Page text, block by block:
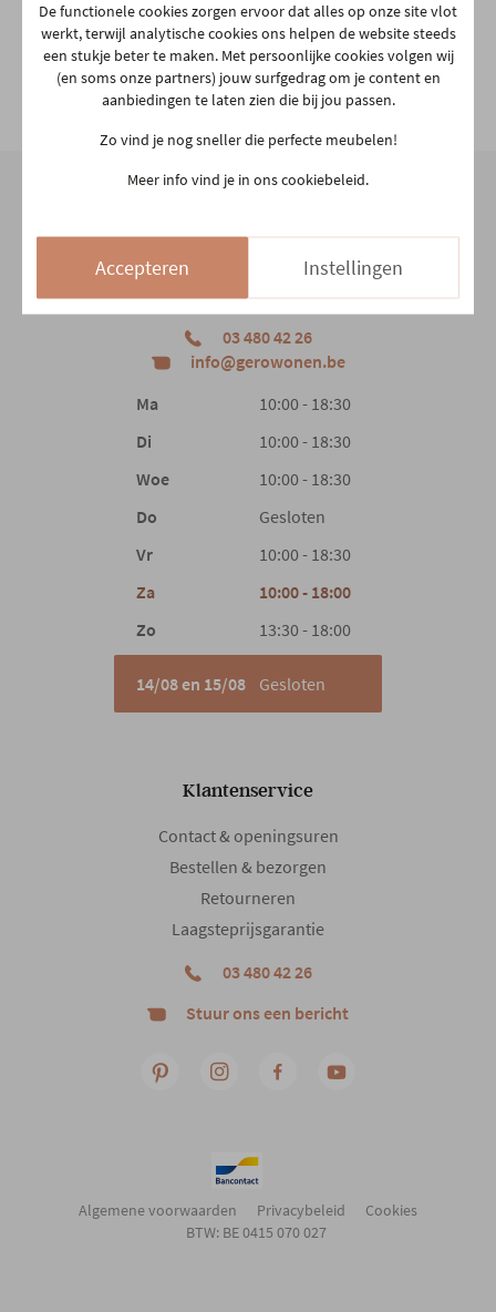
Bekijk alle specificiaties
Plaats productie Europees
Hoofdkleur Natuur
Materiaal poten
Met lades Ja
Design
Scandinavisch
91.5 kg
Onze winkel
Aarschotsesteenweg 151
2500 Lier
03 480 42 26
info@gerowonen.be
Ma
10:00 - 18:30
Di
10:00 - 18:30
Woe
10:00 - 18:30
Do
Gesloten
Vr
10:00 - 18:30
Za
10:00 - 18:00
Zo
13:30 - 18:00
14/08 en 15/08 Gesloten
Klantenservice
Contact & openingsuren
Bestellen & bezorgen
Retourneren
Laagsteprijsgarantie
03 480 42 26
Stuur ons een bericht
Algemene voorwaarden Privacybeleid
Cookies
BTW: BE 0415 070 027
De functionele cookies zorgen ervoor dat alles op onze site vlot
werkt, terwijl analytische cookies ons helpen de website steeds
een stukje beter te maken. Met persoonlijke cookies volgen wij
(en soms onze partners) jouw surfgedrag om je content en
aanbiedingen te laten zien die bij jou passen.
Zo vind je nog sneller die perfecte meubelen!
Meer info vind je in ons cookiebeleid.
Accepteren Instellingen